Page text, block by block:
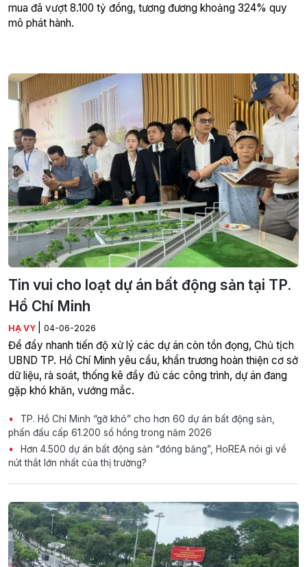
mua đã vượt 8.100 tỷ đồng, tương đương khoảng 324% quy
mô phát hành.
Tin vui cho loạt dự án bất động sản tại TP.
Hồ Chí Minh
HẠ VY 04-06-2026
Để đẩy nhanh tiến độ xử lý các dự án còn tồn đọng, Chủ tịch
UBND TP. Hồ Chí Minh yêu cầu, khẩn trương hoàn thiện cơ sở
dữ liệu, rà soát, thống kê đầy đủ các công trình, dự án đang
gặp khó khăn, vướng mắc.
TP. Hồ Chí Minh “gỡ khó” cho hơn 60 dự án bất động sản,
phấn đấu cấp 61.200 sổ hồng trong năm 2026
Hơn 4.500 dự án bất động sản “đóng băng”, HoREA nói gì về
nút thắt lớn nhất của thị trường?